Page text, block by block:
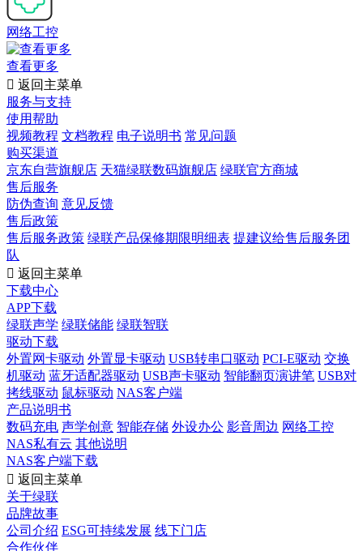
网络工控
查看更多
 返回主菜单
服务与支持
使用帮助
视频教程 文档教程 电子说明书 常见问题
购买渠道
京东自营旗舰店 天猫绿联数码旗舰店 绿联官方商城
售后服务
防伪查询 意见反馈
售后政策
售后服务政策 绿联产品保修期限明细表 提建议给售后服务团
队
 返回主菜单
下载中心
APP下载
绿联声学 绿联储能 绿联智联
驱动下载
外置网卡驱动 外置显卡驱动 USB转串口驱动 PCI-E驱动 交换
机驱动 蓝牙适配器驱动 USB声卡驱动 智能翻页演讲笔 USB对
拷线驱动 鼠标驱动 NAS客户端
产品说明书
数码充电 声学创意 智能存储 外设办公 影音周边 网络工控
NAS私有云 其他说明
NAS客户端下载
 返回主菜单
关于绿联
品牌故事
公司介绍 ESG可持续发展 线下门店
合作伙伴